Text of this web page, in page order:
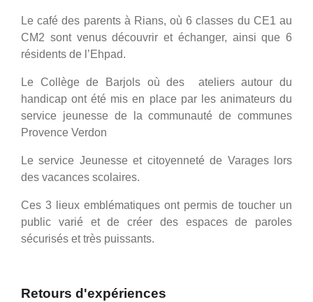
Le café des parents à Rians, où 6 classes du CE1 au
CM2 sont venus découvrir et échanger, ainsi que 6
résidents de l’Ehpad.
Le Collège de Barjols où des ateliers autour du
handicap ont été mis en place par les animateurs du
service jeunesse de la communauté de communes
Provence Verdon
Le service Jeunesse et citoyenneté de Varages lors
des vacances scolaires.
Ces 3 lieux emblématiques ont permis de toucher un
public varié et de créer des espaces de paroles
sécurisés et très puissants.
Retours d'expériences